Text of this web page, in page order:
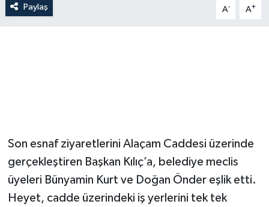
Paylaş A- A+
Son esnaf ziyaretlerini Alaçam Caddesi üzerinde
gerçekleştiren Başkan Kılıç’a, belediye meclis
üyeleri Bünyamin Kurt ve Doğan Önder eşlik etti.
Heyet, cadde üzerindeki iş yerlerini tek tek